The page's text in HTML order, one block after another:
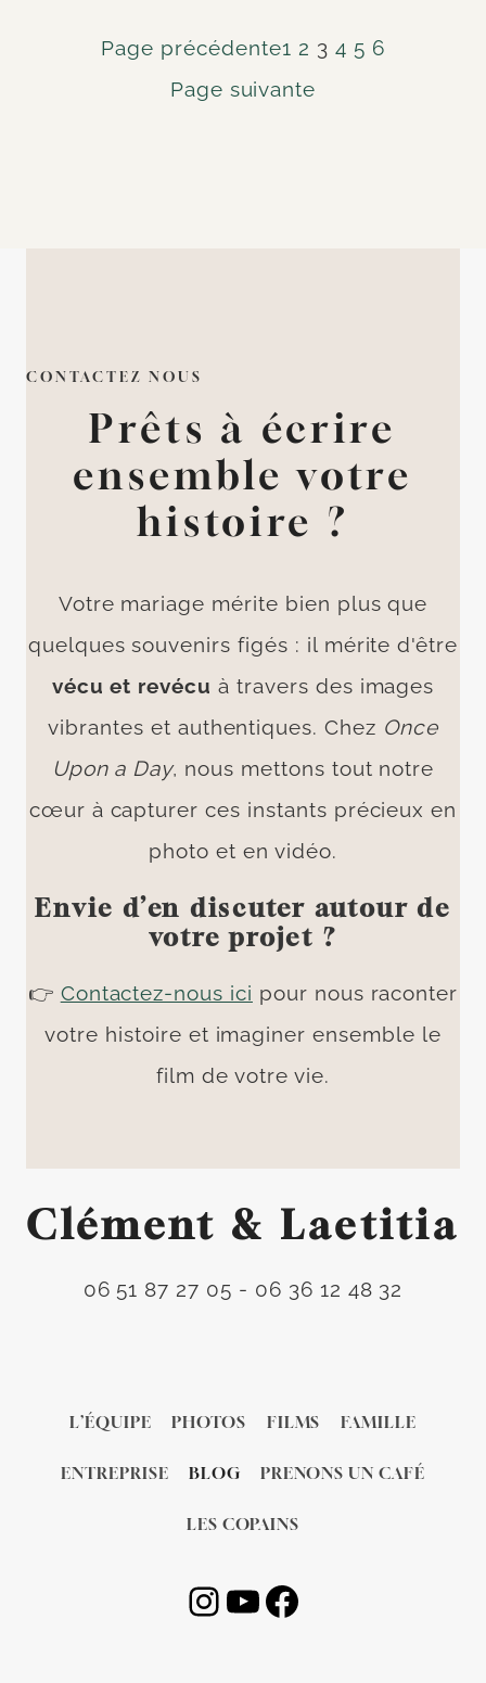
Page précédente1 2 3 4 5 6
Page suivante
CONTACTEZ NOUS
Prêts à écrire
ensemble votre
histoire ?
Votre mariage mérite bien plus que
quelques souvenirs figés : il mérite d'être
vécu et revécu à travers des images
vibrantes et authentiques. Chez Once
Upon a Day, nous mettons tout notre
cœur à capturer ces instants précieux en
photo et en vidéo.
Envie d’en discuter autour de
votre projet ?
👉 Contactez-nous ici pour nous raconter
votre histoire et imaginer ensemble le
film de votre vie.
Clément & Laetitia
06 51 87 27 05 - 06 36 12 48 32
L’ÉQUIPE PHOTOS FILMS FAMILLE
ENTREPRISE BLOG PRENONS UN CAFÉ
LES COPAINS
Instagram
YouTube
Facebook